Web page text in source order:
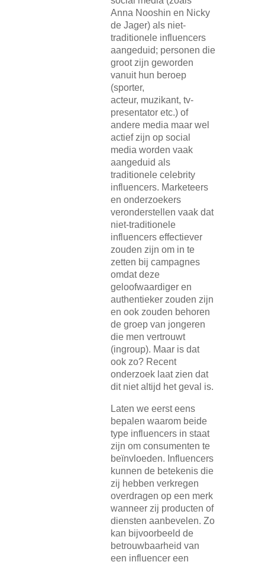
Anna Nooshin en Nicky
de Jager) als niet-
traditionele influencers
aangeduid; personen die
groot zijn geworden
vanuit hun beroep
(sporter,
acteur, muzikant, tv-
presentator etc.) of
andere media maar wel
actief zijn op social
media worden vaak
aangeduid als
traditionele celebrity
influencers. Marketeers
en onderzoekers
veronderstellen vaak dat
niet-traditionele
influencers effectiever
zouden zijn om in te
zetten bij campagnes
omdat deze
geloofwaardiger en
authentieker zouden zijn
en ook zouden behoren
de groep van jongeren
die men vertrouwt
(ingroup). Maar is dat
ook zo? Recent
onderzoek laat zien dat
dit niet altijd het geval is.
Laten we eerst eens
bepalen waarom beide
type influencers in staat
zijn om consumenten te
beïnvloeden. Influencers
kunnen de betekenis die
zij hebben verkregen
overdragen op een merk
wanneer zij producten of
diensten aanbevelen. Zo
kan bijvoorbeeld de
betrouwbaarheid van
een influencer een